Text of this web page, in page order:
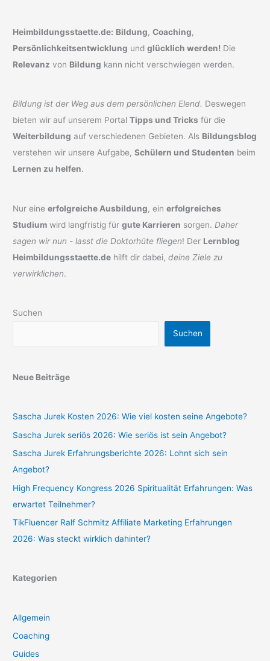
Heimbildungsstaette.de: Bildung,Coaching,
Persönlichkeitsentwicklung undglücklich werden! Die
Relevanz von Bildung kann nicht verschwiegen werden.
Bildung ist der Weg aus dem persönlichen Elend. Deswegen
bieten wir auf unserem PortalTipps und Tricks für die
Weiterbildung auf verschiedenen Gebieten. Als Bildungsblog
verstehen wir unsere Aufgabe,Schülern und Studenten beim
Lernen zu helfen.
Nur eineerfolgreiche Ausbildung, einerfolgreiches
Studium wird langfristig fürgute Karrieren sorgen. Daher
sagen wir nun - lasst die Doktorhüte fliegen! Der Lernblog
Heimbildungsstaette.de hilft dir dabei,deine Ziele zu
verwirklichen.
Suchen
Suchen
Neue Beiträge
Sascha Jurek Kosten 2026: Wie viel kosten seine Angebote?
Sascha Jurek seriös 2026: Wie seriös ist sein Angebot?
Sascha Jurek Erfahrungsberichte 2026: Lohnt sich sein
Angebot?
High Frequency Kongress 2026 Spiritualität Erfahrungen: Was
erwartet Teilnehmer?
TikFluencer Ralf Schmitz Affiliate Marketing Erfahrungen
2026: Was steckt wirklich dahinter?
Kategorien
Allgemein
Coaching
Guides